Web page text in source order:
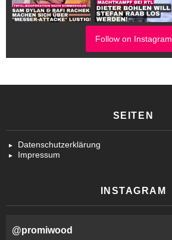
Follow on Instagram
SEITEN
Datenschutzerklärung
Impressum
INSTAGRAM
@promiwood